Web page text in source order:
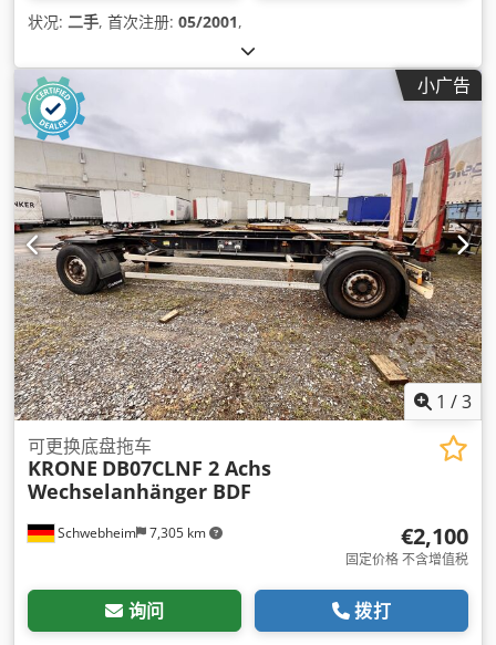
状况: 二手, 首次注册: 05/2001,
小广告
1 /3
Schwebheim 7,305 km
可更换底盘拖车
KRONE DB07CLNF 2 Achs
Wechselanhänger BDF
€2,100
固定价格 不含增值税
询问 拨打